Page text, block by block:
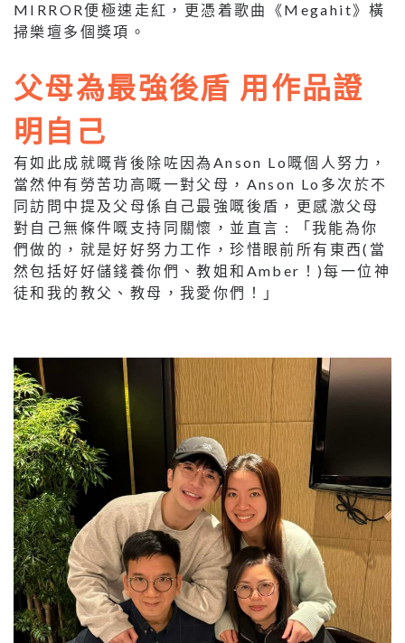
MIRROR便極速走紅，更憑着歌曲《Megahit》橫
掃樂壇多個獎項。
父母為最強後盾 用作品證
明自己
有如此成就嘅背後除咗因為Anson Lo嘅個人努力，
當然仲有勞苦功高嘅一對父母，Anson Lo多次於不
同訪問中提及父母係自己最強嘅後盾，更感激父母
對自己無條件嘅支持同關懷，並直言 : 「我能為你
們做的，就是好好努力工作，珍惜眼前所有東西(當
然包括好好儲錢養你們、教姐和Amber！)每一位神
徒和我的教父、教母，我愛你們！」